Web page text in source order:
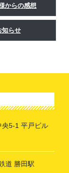
からの感想
知らせ
央5-1 平戸ビル
道 勝田駅